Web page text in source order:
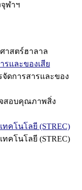
ฬาฯ
าสตร์ฮาลาล
รและของเสีย
ดการสารและของ
สอบคุณภาพสิ่ง
คโนโลยี (STREC)
คโนโลยี (STREC)